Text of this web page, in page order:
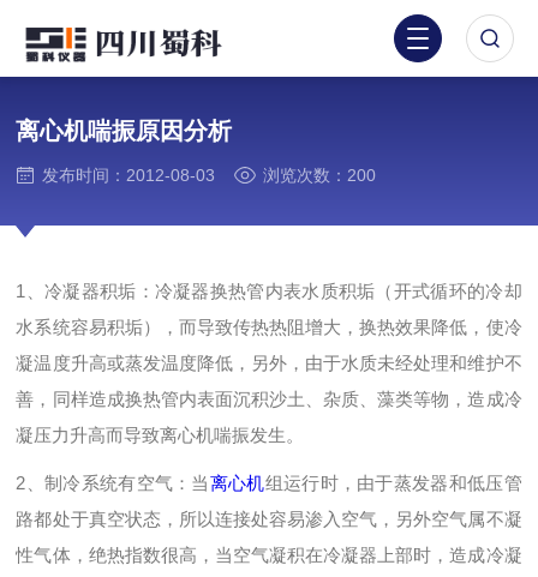
离心机喘振原因分析
发布时间：2012-08-03 浏览次数：200
1、冷凝器积垢：冷凝器换热管内表水质积垢（开式循环的冷却
水系统容易积垢），而导致传热热阻增大，换热效果降低，使冷
凝温度升高或蒸发温度降低，另外，由于水质未经处理和维护不
善，同样造成换热管内表面沉积沙土、杂质、藻类等物，造成冷
凝压力升高而导致离心机喘振发生。
2、制冷系统有空气：当离心机组运行时，由于蒸发器和低压管
路都处于真空状态，所以连接处容易渗入空气，另外空气属不凝
性气体，绝热指数很高，当空气凝积在冷凝器上部时，造成冷凝